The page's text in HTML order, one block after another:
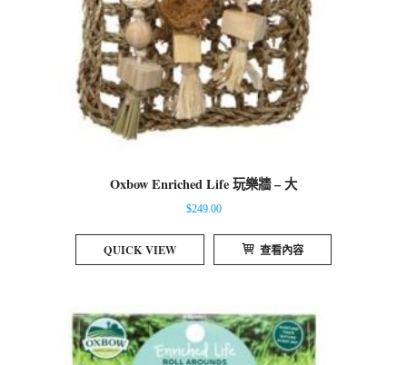
Oxbow Enriched Life 玩樂牆 – 大
$249.00
QUICK VIEW 查看內容